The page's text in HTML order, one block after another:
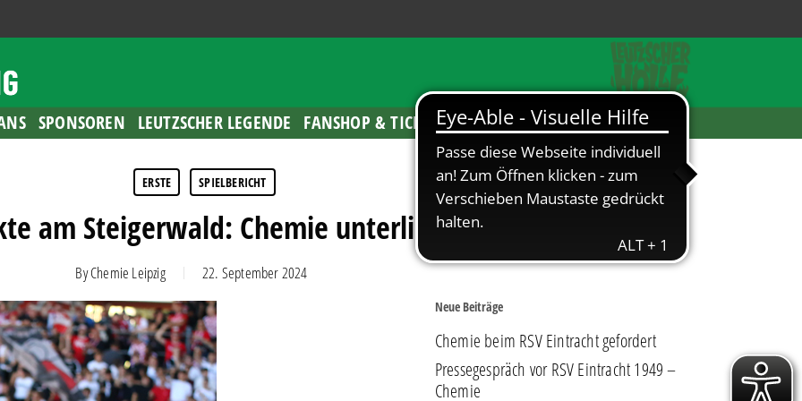
SPONSOREN LEUTZSCHER LEGENDE FANSHOP & TICKETS
ERSTE SPIELBERICHT
am Steigerwald: Chemie unterliegt Erfurt
ByChemie Leipzig 22. September 2024
Neue Beiträge
Chemie beim RSV Eintracht gefordert
Pressegespräch vor RSV Eintracht 1949 –
Chemie